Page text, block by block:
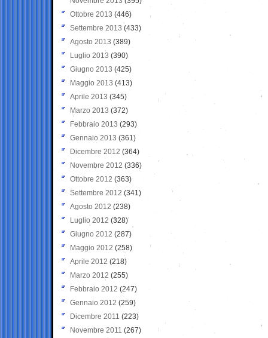
Ottobre 2013 (446)
Settembre 2013 (433)
Agosto 2013 (389)
Luglio 2013 (390)
Giugno 2013 (425)
Maggio 2013 (413)
Aprile 2013 (345)
Marzo 2013 (372)
Febbraio 2013 (293)
Gennaio 2013 (361)
Dicembre 2012 (364)
Novembre 2012 (336)
Ottobre 2012 (363)
Settembre 2012 (341)
Agosto 2012 (238)
Luglio 2012 (328)
Giugno 2012 (287)
Maggio 2012 (258)
Aprile 2012 (218)
Marzo 2012 (255)
Febbraio 2012 (247)
Gennaio 2012 (259)
Dicembre 2011 (223)
Novembre 2011 (267)